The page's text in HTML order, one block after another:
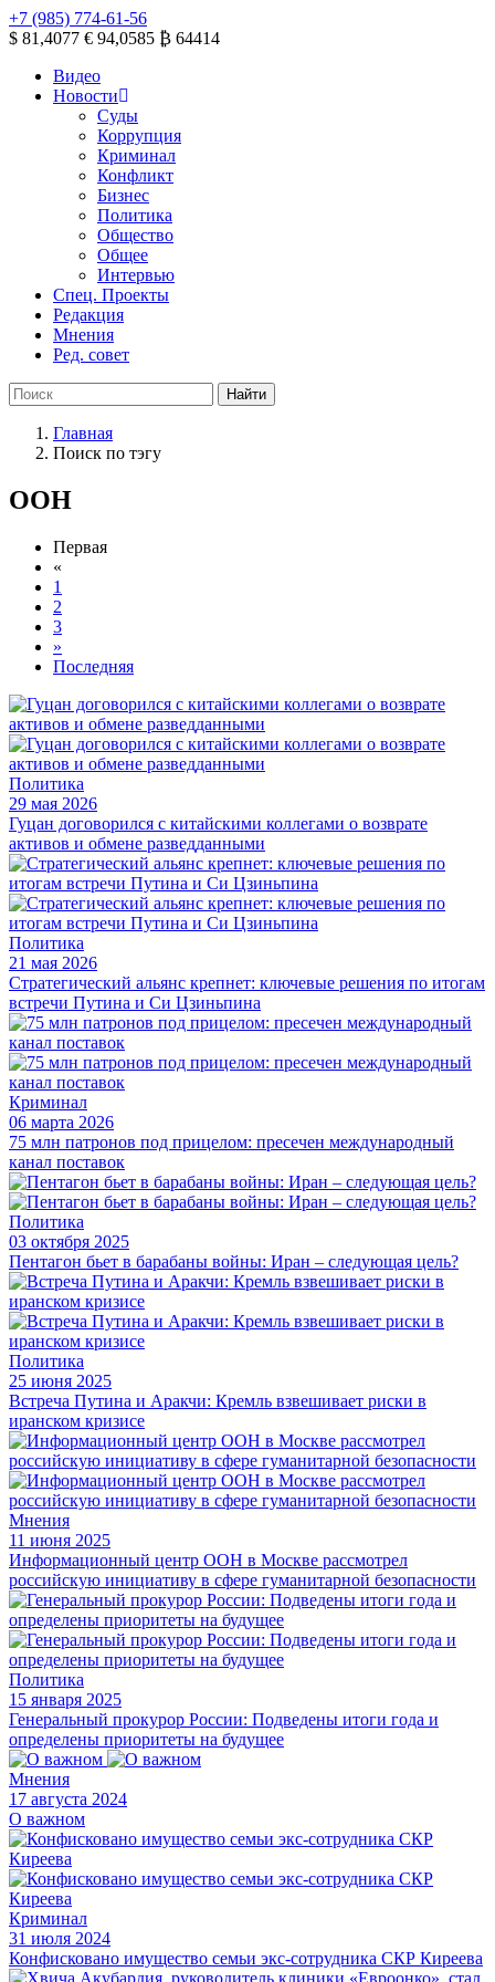
+7 (985) 774-61-56
$ 81,4077 € 94,0585 ₿ 64414
Видео
Новости
Суды
Коррупция
Криминал
Конфликт
Бизнес
Политика
Общество
Общее
Интервью
Спец. Проекты
Редакция
Мнения
Ред. совет
Главная
Поиск по тэгу
ООН
Первая
«
1
2
3
»
Последняя
Политика
29 мая 2026
Гуцан договорился с китайскими коллегами о возврате
активов и обмене разведданными
Политика
21 мая 2026
Стратегический альянс крепнет: ключевые решения по итогам
встречи Путина и Си Цзиньпина
Криминал
06 марта 2026
75 млн патронов под прицелом: пресечен международный
канал поставок
Политика
03 октября 2025
Пентагон бьет в барабаны войны: Иран – следующая цель?
Политика
25 июня 2025
Встреча Путина и Аракчи: Кремль взвешивает риски в
иранском кризисе
Мнения
11 июня 2025
Информационный центр ООН в Москве рассмотрел
российскую инициативу в сфере гуманитарной безопасности
Политика
15 января 2025
Генеральный прокурор России: Подведены итоги года и
определены приоритеты на будущее
Мнения
17 августа 2024
О важном
Криминал
31 июля 2024
Конфисковано имущество семьи экс-сотрудника СКР Киреева